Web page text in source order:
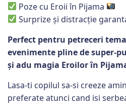
Poze cu Eroii în Pijama
Surprize și distracție
Perfect pentru petreceri
evenimente pline de super-
și adu magia Eroilor în
Lasa-ti copilul sa-si creeze
preferate atunci cand isi